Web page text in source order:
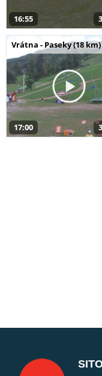
16:55
Vrátna - Paseky (18 km)
17:00